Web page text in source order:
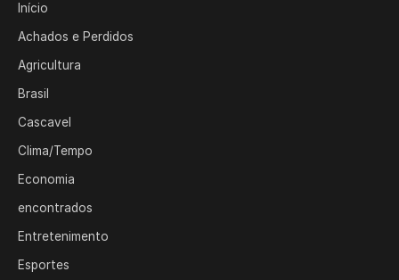
Início
Achados e Perdidos
Agricultura
Brasil
Cascavel
Clima/Tempo
Economia
encontrados
Entretenimento
Esportes